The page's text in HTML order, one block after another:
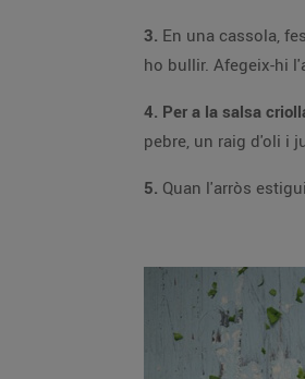
3. En una cassola, fes un sofregit amb l'oli, la ceba, els alls i l'api,
ho bullir.
4. Per a la salsa
pebre,
5.